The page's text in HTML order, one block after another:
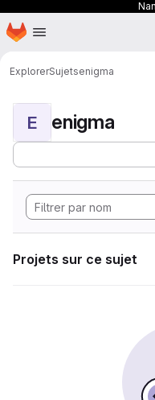
Passer au contenu principal
Page d'accueil
ExplorerSujetsenigma
E enigma
Projets sur ce sujet